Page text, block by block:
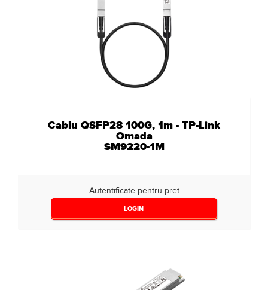
Cablu QSFP28 100G, 1m - TP-Link
Omada
SM9220-1M
Autentificate pentru pret
LOGIN